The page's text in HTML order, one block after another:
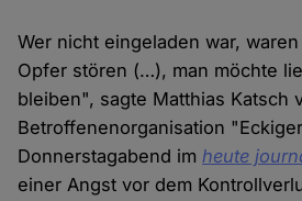
Wer nicht eingeladen war,
Opfer stören (…), man möchte
bleiben", sagte Matthias Katsch
Betroffenenorganisation
Donnerstagabend imheute
einer Angst vor dem